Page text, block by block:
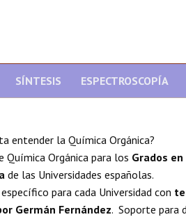
SÍNTESIS ESPECTROSCOPÍA
entender la Química Orgánica?
Química Orgánica para los Grados
de las Universidades españolas.
para cada Universidad con
Germán Fernández. Soporte para